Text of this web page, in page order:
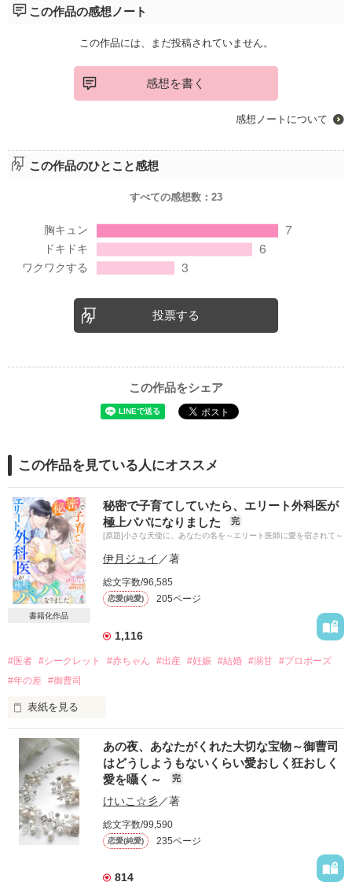
この作品の感想ノート
この作品には、まだ投稿されていません。
感想を書く
感想ノートについて
この作品のひとこと感想
すべての感想数： 23
投票する
この作品をシェア
この作品を見ている人にオススメ
書籍化作品
秘密で子育てしていたら、エリート外科医が
極上パパになりました
完
[原題]小さな天使に、あなたの名を～エリート医師に愛を宿されて～
伊月ジュイ ／著
総文字数/96,585
恋愛(純愛) 205ページ
1,116
#医者 #シークレット #赤ちゃん #出産 #妊娠 #結婚 #溺甘 #プロポーズ
#年の差
#御曹司
表紙を見る
愛おしい人
今でもあなたを愛している
たとえあなたが私の前から
姿を消そうとも
残してくれたこの命を
あの夜、あなたがくれた大切な宝物～御曹司
はどうしようもないくらい愛おしく狂おしく
愛を囁く～
完
けいこ☆彡／著
総文字数/99,590
恋愛(純愛) 235ページ
814